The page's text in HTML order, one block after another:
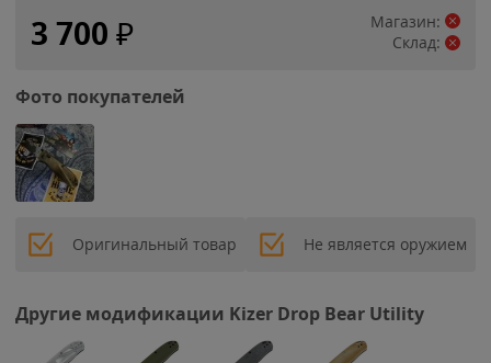
3 700 ₽
Магазин:
Склад:
Фото покупателей
Оригинальный товар Не является оружием
Другие модификации Kizer Drop Bear Utility